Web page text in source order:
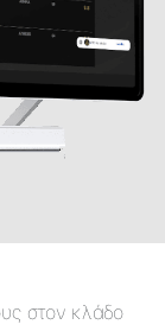
στον κλάδο